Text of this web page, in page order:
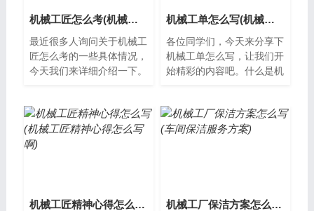
机械工匠怎么考(机械工匠事迹)
最近很多人询问关于机械工
匠怎么考的一些具体情况，
今天我们来详细介绍一下。
要具有一定...
机械工单怎么写(机械用工单)
各位同学们，今天来分享下
机械工单怎么写，让我们开
始精彩的内容吧。什么是机
录工作任务...
机械工匠精神心得怎么写(机械工匠精神心得怎么写啊) 机械工厂保洁方案怎么写(车间保洁服务方案)